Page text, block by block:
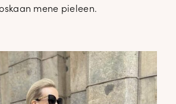
mene pieleen.